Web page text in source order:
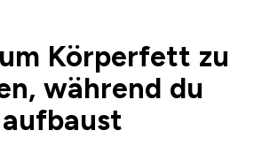
Körperfett zu
während du